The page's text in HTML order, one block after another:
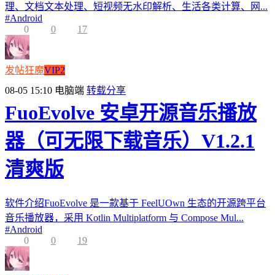
理、文档文本处理、短视频无水印解析、生活各类计算、网...
#Android
0
0 17
发帖狂魔VIP2
08-05 15:10 电脑端 转载分享
FuoEvolve 安卓开源音乐播放
器（可无限下载音乐）V1.2.1
清爽版
软件介绍FuoEvolve 是一款基于 FeelUOwn 生态的开源跨平台
音乐播放器，采用 Kotlin Multiplatform 与 Compose Mul...
#Android
0
0 19